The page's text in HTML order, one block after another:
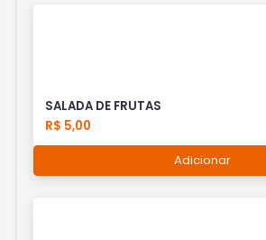
SALADA DE FRUTAS
R$ 5,00
Adicionar